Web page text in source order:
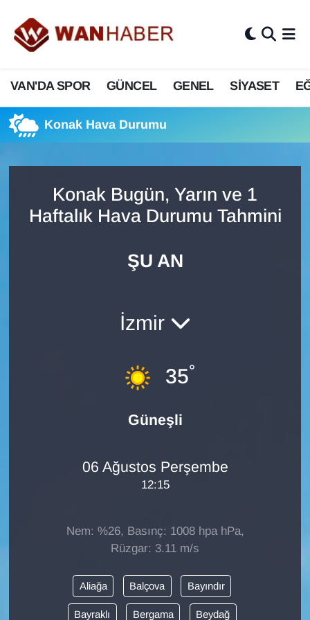
VAN'DA SPOR GÜNCEL GENEL SİYASET
Konak Hava Durumu
Konak Bugün, Yarın ve 1
Haftalık Hava Durumu Tahmini
ŞU AN
İzmir
35°
Güneşli
06 Ağustos Perşembe
12:15
Nem: %26, Basınç: 1008 hpa hPa,
Rüzgar: 3.11 m/s
Aliağa Balçova Bayındır
Bayraklı Bergama Beydağ
3.SAYFA
ASAYİŞ
BİLİM VE TEKNOLOJİ
Bölge Haberleri
En çok konuşulanlar
GENEL
Güncel
Van Nöbetçi Eczaneler
Van Hava Durumu
Van Namaz Vakitleri
Süper Lig Puan Durumu ve Fikstür
Son Dakika Haberleri